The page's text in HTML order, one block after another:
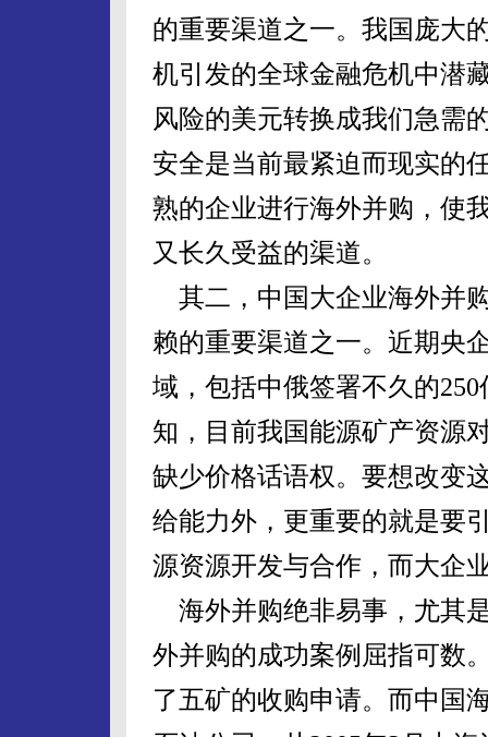
的重要渠道之一。我国庞大
机引发的全球金融危机中潜
风险的美元转换成我们急需
安全是当前最紧迫而现实的
熟的企业进行海外并购，使
又长久受益的渠道。
其二，中国大企业海外并
赖的重要渠道之一。近期央
域，包括中俄签署不久的
知，目前我国能源矿产资源
缺少价格话语权。要想改变
给能力外，更重要的就是要
源资源开发与合作，而大企
海外并购绝非易事，尤其
外并购的成功案例屈指可数
了五矿的收购申请。而中国